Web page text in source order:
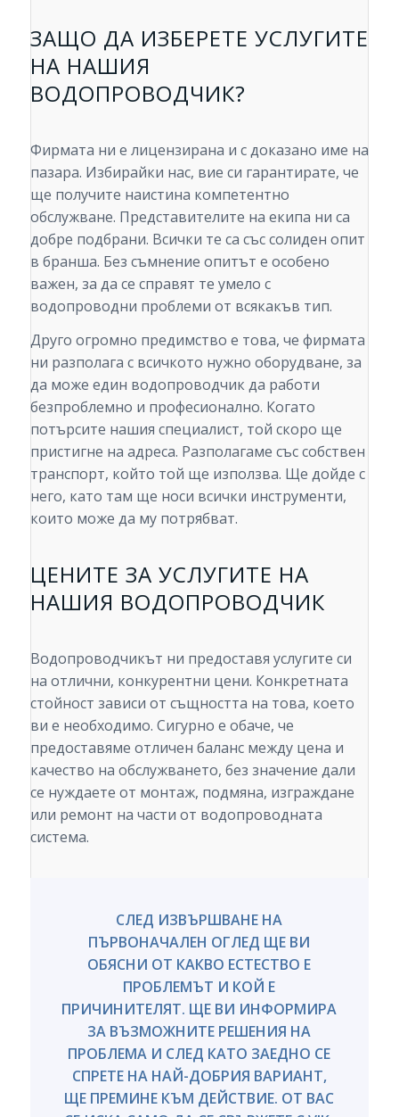
ЗАЩО ДА ИЗБЕРЕТЕ УСЛУГИТЕ
НА НАШИЯ
ВОДОПРОВОДЧИК?
Фирмата ни е лицензирана и с доказано име на
пазара. Избирайки нас, вие си гарантирате, че
ще получите наистина компетентно
обслужване. Представителите на екипа ни са
добре подбрани. Всички те са със солиден опит
в бранша. Без съмнение опитът е особено
важен, за да се справят те умело с
водопроводни проблеми от всякакъв тип.
Друго огромно предимство е това, че фирмата
ни разполага с всичкото нужно оборудване, за
да може един водопроводчик да работи
безпроблемно и професионално. Когато
потърсите нашия специалист, той скоро ще
пристигне на адреса. Разполагаме със собствен
транспорт, който той ще използва. Ще дойде с
него, като там ще носи всички инструменти,
които може да му потрябват.
ЦЕНИТЕ ЗА УСЛУГИТЕ НА
НАШИЯ ВОДОПРОВОДЧИК
Водопроводчикът ни предоставя услугите си
на отлични, конкурентни цени. Конкретната
стойност зависи от същността на това, което
ви е необходимо. Сигурно е обаче, че
предоставяме отличен баланс между цена и
качество на обслужването, без значение дали
се нуждаете от монтаж, подмяна, изграждане
или ремонт на части от водопроводната
система.
СЛЕД ИЗВЪРШВАНЕ НА
ПЪРВОНАЧАЛЕН ОГЛЕД ЩЕ ВИ
ОБЯСНИ ОТ КАКВО ЕСТЕСТВО Е
ПРОБЛЕМЪТ И КОЙ Е
ПРИЧИНИТЕЛЯТ. ЩЕ ВИ ИНФОРМИРА
ЗА ВЪЗМОЖНИТЕ РЕШЕНИЯ НА
ПРОБЛЕМА И СЛЕД КАТО ЗАЕДНО СЕ
СПРЕТЕ НА НАЙ-ДОБРИЯ ВАРИАНТ,
ЩЕ ПРЕМИНЕ КЪМ ДЕЙСТВИЕ. ОТ ВАС